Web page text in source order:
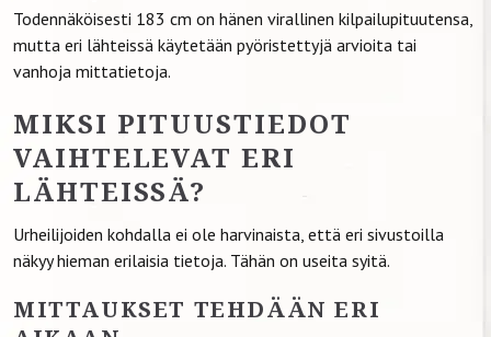
Todennäköisesti 183 cm on hänen virallinen kilpailupituutensa,
mutta eri lähteissä käytetään pyöristettyjä arvioita tai
vanhoja mittatietoja.
MIKSI PITUUSTIEDOT
VAIHTELEVAT ERI
LÄHTEISSÄ?
Urheilijoiden kohdalla ei ole harvinaista, että eri sivustoilla
näkyy hieman erilaisia tietoja. Tähän on useita syitä.
MITTAUKSET TEHDÄÄN ERI